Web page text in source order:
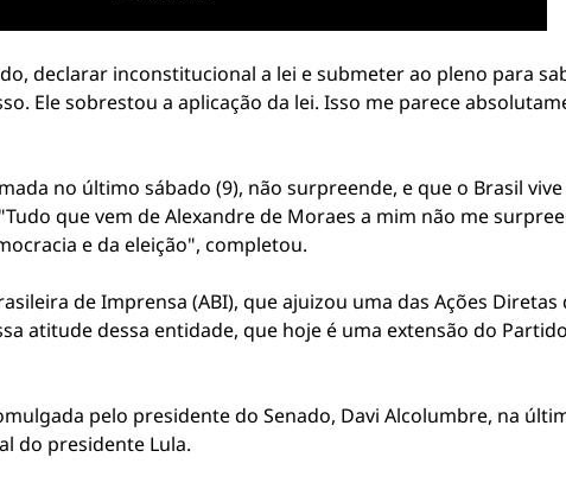
declarar inconstitucional a lei e submeter ao pleno para
Ele sobrestou a aplicação da lei. Isso me parece
no último sábado (9), não surpreende, e que o Brasil
que vem de Alexandre de Moraes a mim não me
e da eleição", completou.
de Imprensa (ABI), que ajuizou uma das Ações
atitude dessa entidade, que hoje é uma extensão do
pelo presidente do Senado, Davi Alcolumbre, na
do presidente Lula.